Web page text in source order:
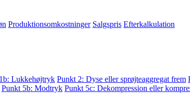
Produktionsomkostninger Salgspris Efterkalkulation
Lukkehøjtryk Punkt 2: Dyse eller sprøjteaggregat frem
Punkt 5b: Modtryk Punkt 5c: Dekompression eller